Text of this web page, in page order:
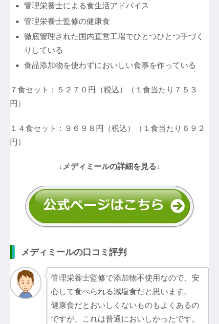
管理栄養士による食生活アドバイス
管理栄養士監修の健康食
徹底管理された国内直営工場でひとつひとつ手づく
りしている
食品添加物を使わずにおいしい食事を作っている
７食セット：５２７０円（税込）（１食当たり７５３
円）
１４食セット：９６９８円（税込）（１食当たり６９２
円）
↓メディミールの詳細を見る↓
メディミールの口コミ評判
管理栄養士監修で添加物不使用なので、安
心して食べられる減塩食だと思います。
健康食だとおいしくないものもよくあるの
ですが、これは普通においしかったです。